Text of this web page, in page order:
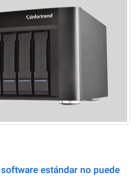
estándar no puede